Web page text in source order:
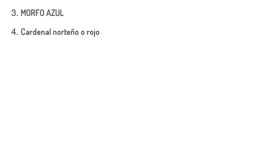
MORFO AZUL
Cardenal norteño o rojo